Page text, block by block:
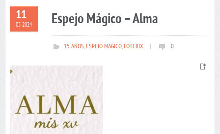
11
05 2024 Espejo Mágico – Alma
15 AÑOS,ESPEJO MAGICO,FOTERIX 0